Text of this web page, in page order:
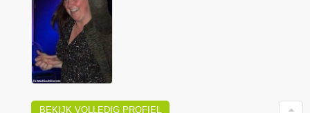
BEKIJK VOLLEDIG PROFIEL